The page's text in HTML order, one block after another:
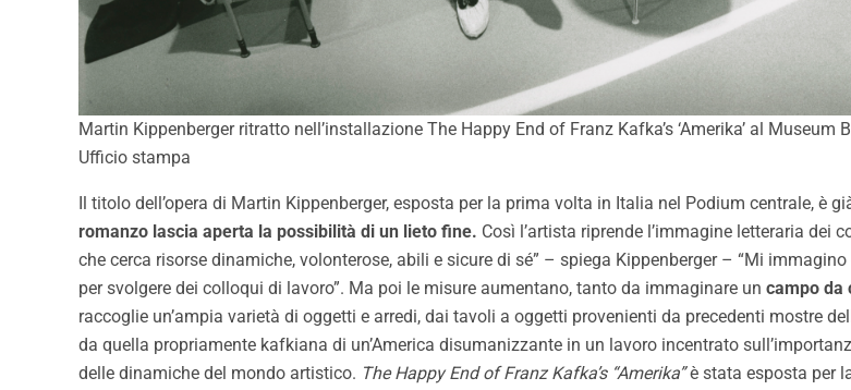
Martin Kippenberger ritratto nell’installazione The Happy End of Franz Kafka’s ‘Amerika’ al
Ufficio stampa
Il titolo dell’opera di Martin Kippenberger, esposta per la prima volta in Italia nel Podium centrale, è
romanzo lascia aperta la possibilità di un lieto fine. Così l’artista riprende l’immagine letteraria
che cerca risorse dinamiche, volonterose, abili e sicure di sé” – spiega Kippenberger – “Mi
per svolgere dei colloqui di lavoro”. Ma poi le misure aumentano, tanto da immaginare un campo da
raccoglie un’ampia varietà di oggetti e arredi, dai tavoli a oggetti provenienti da precedenti mostre
da quella propriamente kafkiana di un’America disumanizzante in un lavoro incentrato
delle dinamiche del mondo artistico. The Happy End of Franz Kafka’s “Amerika”è stata esposta per